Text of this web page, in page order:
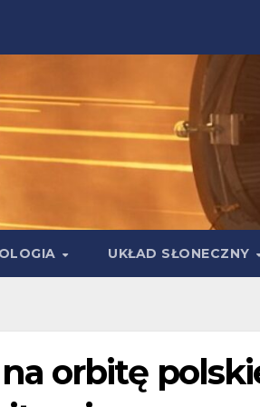
UKŁAD SŁONECZNY
orbitę